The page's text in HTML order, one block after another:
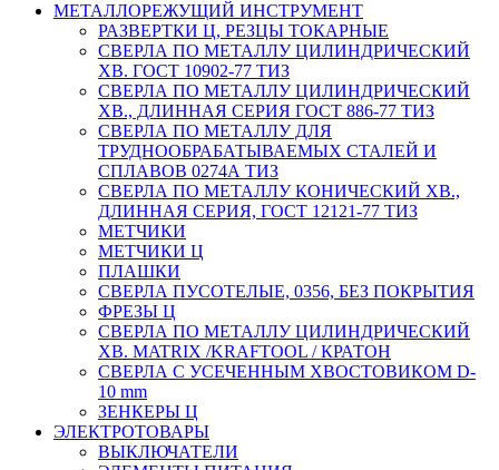
МЕТАЛЛОРЕЖУЩИЙ ИНСТРУМЕНТ
РАЗВЕРТКИ Ц, РЕЗЦЫ ТОКАРНЫЕ
СВЕРЛА ПО МЕТАЛЛУ ЦИЛИНДРИЧЕСКИЙ
ХВ. ГОСТ 10902-77 ТИЗ
СВЕРЛА ПО МЕТАЛЛУ ЦИЛИНДРИЧЕСКИЙ
ХВ., ДЛИННАЯ СЕРИЯ ГОСТ 886-77 ТИЗ
СВЕРЛА ПО МЕТАЛЛУ ДЛЯ
ТРУДНООБРАБАТЫВАЕМЫХ СТАЛЕЙ И
СПЛАВОВ 0274А ТИЗ
СВЕРЛА ПО МЕТАЛЛУ КОНИЧЕСКИЙ ХВ.,
ДЛИННАЯ СЕРИЯ, ГОСТ 12121-77 ТИЗ
МЕТЧИКИ
МЕТЧИКИ Ц
ПЛАШКИ
СВЕРЛА ПУСОТЕЛЫЕ, 0356, БЕЗ ПОКРЫТИЯ
ФРЕЗЫ Ц
СВЕРЛА ПО МЕТАЛЛУ ЦИЛИНДРИЧЕСКИЙ
ХВ. MATRIX /KRAFTOOL / КРАТОН
СВЕРЛА С УСЕЧЕННЫМ ХВОСТОВИКОМ D-
10 mm
ЗЕНКЕРЫ Ц
ЭЛЕКТРОТОВАРЫ
ВЫКЛЮЧАТЕЛИ